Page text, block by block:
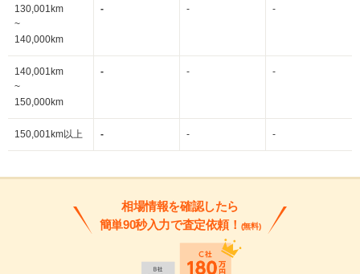
130,001km
~
140,000km
- - -
140,001km
~
150,000km
- - -
150,001km以上 - - -
相場情報を確認したら
簡単90秒入力で査定依頼！ (無料)